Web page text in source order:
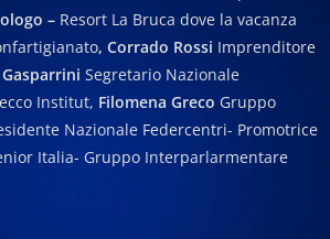
– Resort La Bruca dove la vacanza
, Corrado Rossi Imprenditore
Segretario Nazionale
Institut, Filomena Greco Gruppo
Nazionale Federcentri- Promotrice
Italia- Gruppo Interparlarmentare